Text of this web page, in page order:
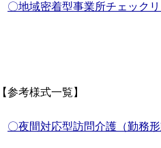
〇地域密着型事業所チェックリ
【参考様式一覧】
〇夜間対応型訪問介護（勤務形